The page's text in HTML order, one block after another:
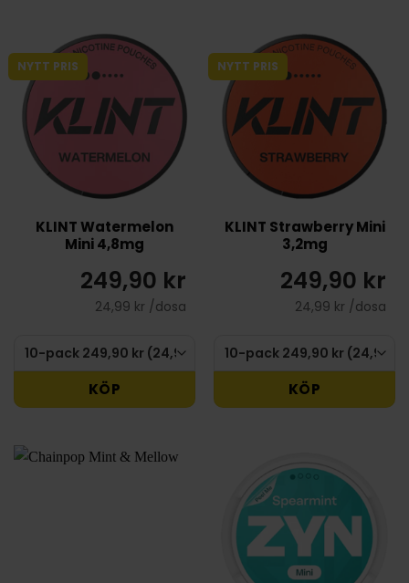
NYTT PRIS
KLINT Watermelon
Mini 4,8mg
249,90 kr
24,99 kr /dosa
KÖP
NYTT PRIS
KLINT Strawberry Mini
3,2mg
249,90 kr
24,99 kr /dosa
KÖP